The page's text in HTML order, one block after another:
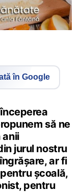
în Google
să ne
anii
jurul nostru
ar fi
școală,
pentru